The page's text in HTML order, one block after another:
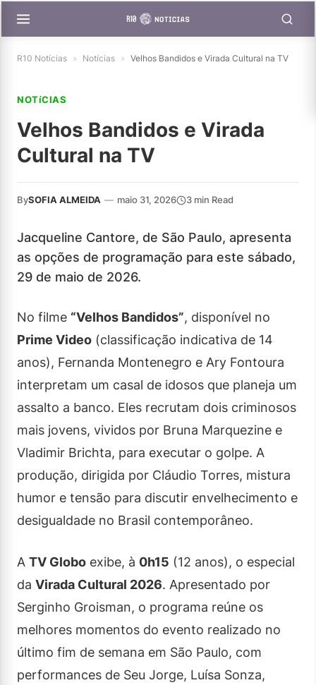
R10 Notícias » Notícias » Velhos Bandidos e Virada Cultural na TV
NOTíCIAS
Velhos Bandidos e Virada
Cultural na TV
BySOFIA ALMEIDA — maio 31, 2026 3 min Read
Jacqueline Cantore, de São Paulo, apresenta
as opções de programação para este sábado,
29 de maio de 2026.
No filme “Velhos Bandidos”, disponível no
Prime Video (classificação indicativa de 14
anos), Fernanda Montenegro e Ary Fontoura
interpretam um casal de idosos que planeja um
assalto a banco. Eles recrutam dois criminosos
mais jovens, vividos por Bruna Marquezine e
Vladimir Brichta, para executar o golpe. A
produção, dirigida por Cláudio Torres, mistura
humor e tensão para discutir envelhecimento e
desigualdade no Brasil contemporâneo.
A TV Globo exibe, à 0h15 (12 anos), o especial
da Virada Cultural 2026. Apresentado por
Serginho Groisman, o programa reúne os
melhores momentos do evento realizado no
último fim de semana em São Paulo, com
performances de Seu Jorge, Luísa Sonza,